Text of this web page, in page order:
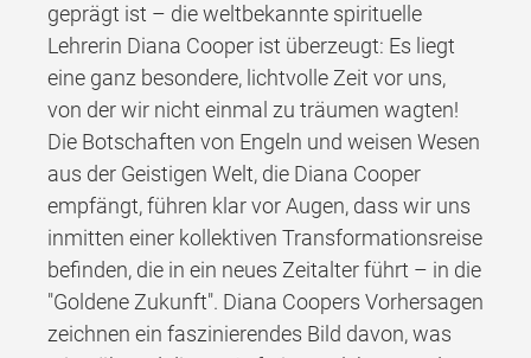
geprägt ist – die weltbekannte spirituelle
Lehrerin Diana Cooper ist überzeugt: Es liegt
eine ganz besondere, lichtvolle Zeit vor uns,
von der wir nicht einmal zu träumen wagten!
Die Botschaften von Engeln und weisen Wesen
aus der Geistigen Welt, die Diana Cooper
empfängt, führen klar vor Augen, dass wir uns
inmitten einer kollektiven Transformationsreise
befinden, die in ein neues Zeitalter führt – in die
"Goldene Zukunft". Diana Coopers Vorhersagen
zeichnen ein faszinierendes Bild davon, was